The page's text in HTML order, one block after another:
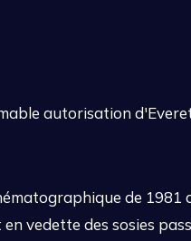
autorisation
de 1981
vedette des sosies